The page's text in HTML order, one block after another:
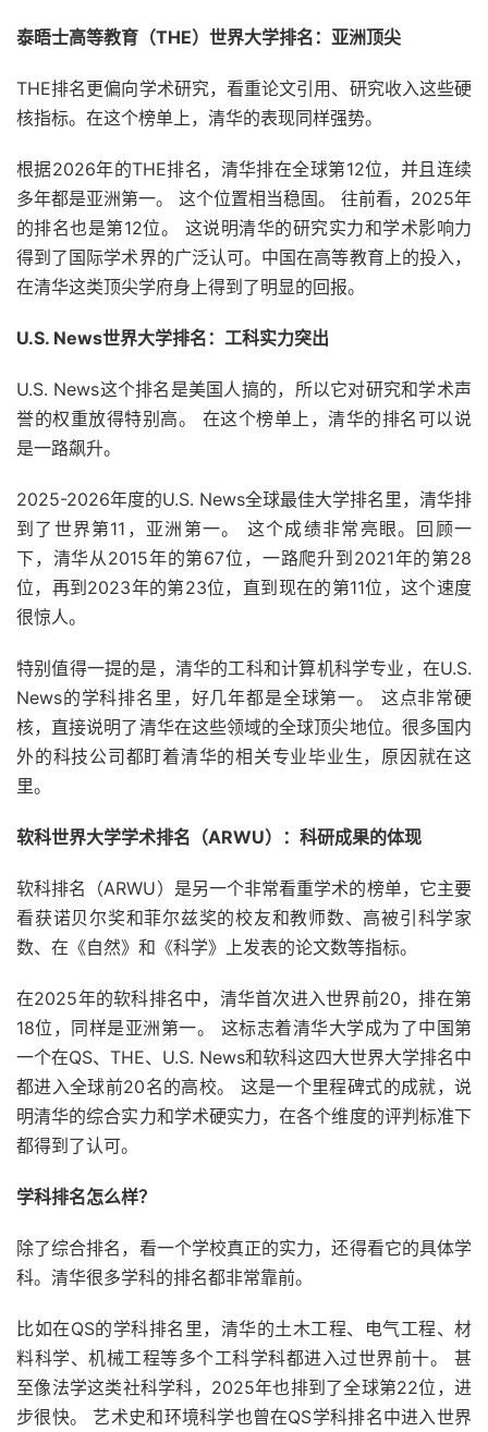
泰晤士高等教育（THE）世界大学排名：亚洲顶尖
THE排名更偏向学术研究，看重论文引用、研究收入这些硬
核指标。在这个榜单上，清华的表现同样强势。
根据2026年的THE排名，清华排在全球第12位，并且连续
多年都是亚洲第一。 这个位置相当稳固。 往前看，2025年
的排名也是第12位。 这说明清华的研究实力和学术影响力
得到了国际学术界的广泛认可。中国在高等教育上的投入，
在清华这类顶尖学府身上得到了明显的回报。
U.S. News世界大学排名：工科实力突出
U.S. News这个排名是美国人搞的，所以它对研究和学术声
誉的权重放得特别高。 在这个榜单上，清华的排名可以说
是一路飙升。
2025-2026年度的U.S. News全球最佳大学排名里，清华排
到了世界第11，亚洲第一。 这个成绩非常亮眼。回顾一
下，清华从2015年的第67位，一路爬升到2021年的第28
位，再到2023年的第23位，直到现在的第11位，这个速度
很惊人。
特别值得一提的是，清华的工科和计算机科学专业，在U.S.
News的学科排名里，好几年都是全球第一。 这点非常硬
核，直接说明了清华在这些领域的全球顶尖地位。很多国内
外的科技公司都盯着清华的相关专业毕业生，原因就在这
里。
软科世界大学学术排名（ARWU）：科研成果的体现
软科排名（ARWU）是另一个非常看重学术的榜单，它主要
看获诺贝尔奖和菲尔兹奖的校友和教师数、高被引科学家
数、在《自然》和《科学》上发表的论文数等指标。
在2025年的软科排名中，清华首次进入世界前20，排在第
18位，同样是亚洲第一。 这标志着清华大学成为了中国第
一个在QS、THE、U.S. News和软科这四大世界大学排名中
都进入全球前20名的高校。 这是一个里程碑式的成就，说
明清华的综合实力和学术硬实力，在各个维度的评判标准下
都得到了认可。
学科排名怎么样？
除了综合排名，看一个学校真正的实力，还得看它的具体学
科。清华很多学科的排名都非常靠前。
比如在QS的学科排名里，清华的土木工程、电气工程、材
料科学、机械工程等多个工科学科都进入过世界前十。 甚
至像法学这类社科学科，2025年也排到了全球第22位，进
步很快。 艺术史和环境科学也曾在QS学科排名中进入世界